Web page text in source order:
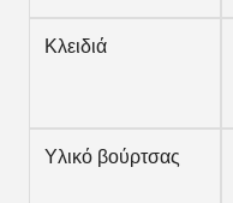
Κλειδιά
Υλικό βούρτσας